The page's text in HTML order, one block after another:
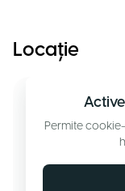
Locație
Permite